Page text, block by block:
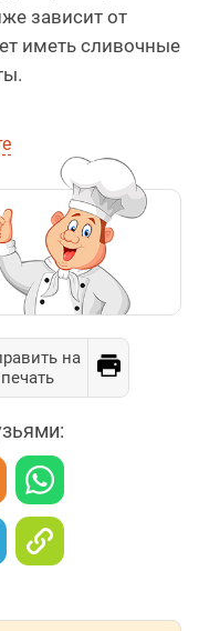
зависит от
иметь сливочные
на
печать